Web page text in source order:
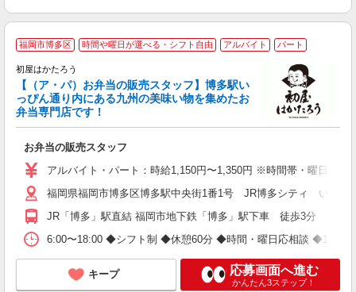
福岡市博多区 時間や曜日が選べる・シフト自由 アルバイト パート
初屋はかたろう
【（ア・パ）お弁当の販売スタッフ】博多駅い
っぴん通り内にある九州の美味い物を集めたお
弁当専門店です！
お弁当の販売スタッフ
アルバイト・パート：時給1,150円〜1,350円 ※時間帯・曜日に
福岡県福岡市博多区博多駅中央街1番1号 JR博多シティ いっぴ
JR「博多」駅直結 福岡市地下鉄「博多」駅下車 徒歩3分
6:00〜18:00 ◆シフト制 ◆休憩60分 ◆時間・曜日応相談 ◆1日3時
キープ 応募画面へ進む
かんたん3ステップ！